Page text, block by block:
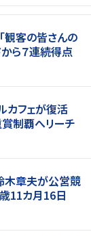
観客の皆さんの
ら７連続得点
カフェが復活
制覇へリーチ
木章夫が公営競
11カ月16日